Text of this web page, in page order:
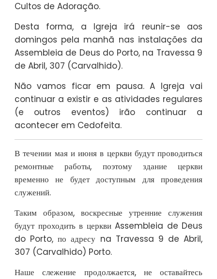
Cultos de Adoração.
Desta forma, a Igreja irá reunir-se aos
domingos pela manhã nas instalações da
Assembleia de Deus do Porto, na Travessa 9
de Abril, 307 (Carvalhido).
Não vamos ficar em pausa. A Igreja vai
continuar a existir e as atividades regulares
(e outros eventos) irão continuar a
acontecer em Cedofeita.
В течении мая и июня в церкви будут проводиться
ремонтные работы, поэтому здание церкви
временно не будет доступным для проведения
служений.
Таким образом, воскресные утренние служения
будут проходить в церкви Assembleia de Deus
do Porto, по адресу na Travessa 9 de Abril,
307 (Carvalhido) Porto.
Наше слежение продолжается, не оставайтесь